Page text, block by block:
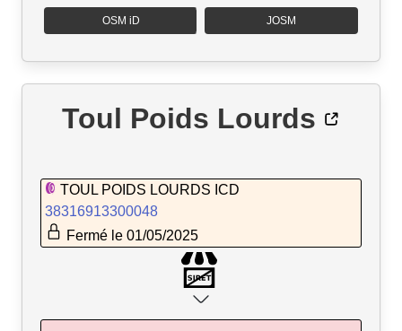
OSM iD JOSM
Toul Poids Lourds
TOUL POIDS LOURDS ICD
38316913300048
Fermé le 01/05/2025